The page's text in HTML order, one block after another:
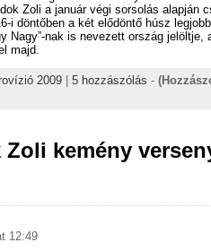
Zoli a január végi sorsolás alapján
i döntőben a két elődöntő húsz
Nagy”-nak is nevezett ország jelöltje,
majd.
2009 5 hozzászólás -
kemény
12:49